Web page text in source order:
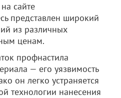
сайте
представлен широкий
из различных
ценам.
профнастила
— его уязвимость
он легко устраняется
технологии нанесения